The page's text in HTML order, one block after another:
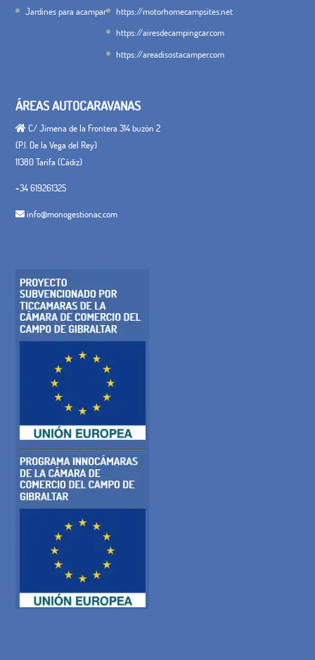
Jardines para acampar
https://motorhomecampsites.net
https://airesdecampingcar.com
https://areadisostacamper.com
ÁREAS AUTOCARAVANAS
C/ Jimena de la Frontera 314 buzón 2
(P.I. De la Vega del Rey)
11380 Tarifa (Cádiz)
+34 619261325
info@monogestionac.com